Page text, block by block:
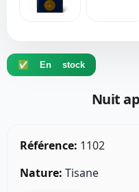
✅ En stock
Nuit
Référence: 1102
Nature: Tisane